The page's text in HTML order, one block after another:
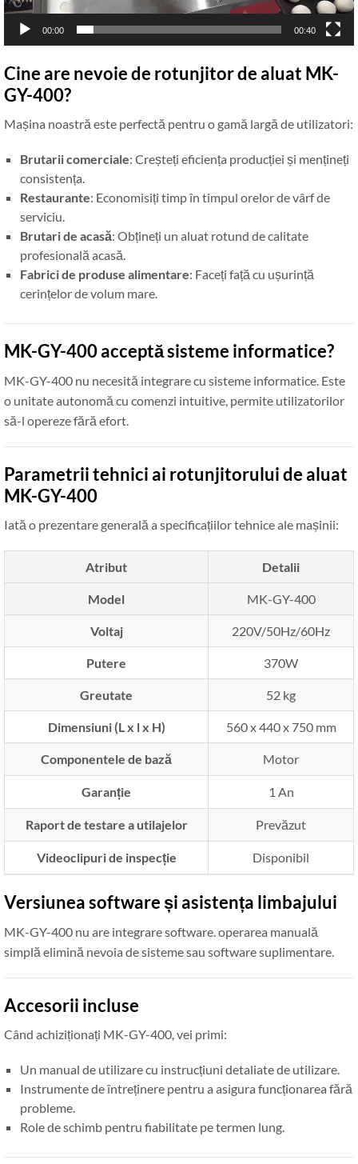
00:00 00:40
Cine are nevoie de rotunjitor de aluat MK-
GY-400?
Mașina noastră este perfectă pentru o gamă largă de utilizatori:
Brutarii comerciale: Creșteți eficiența producției și mențineți
consistența.
Restaurante: Economisiți timp în timpul orelor de vârf de
serviciu.
Brutari de acasă: Obțineți un aluat rotund de calitate
profesională acasă.
Fabrici de produse alimentare: Faceți față cu ușurință
cerințelor de volum mare.
MK-GY-400 acceptă sisteme informatice?
MK-GY-400 nu necesită integrare cu sisteme informatice. Este
o unitate autonomă cu comenzi intuitive, permite utilizatorilor
să-l opereze fără efort.
Parametrii tehnici ai rotunjitorului de aluat
MK-GY-400
Iată o prezentare generală a specificațiilor tehnice ale mașinii:
Atribut Detalii
Model MK-GY-400
Voltaj 220V/50Hz/60Hz
Putere 370W
Greutate 52 kg
Dimensiuni (L x l x H) 560 x 440 x 750 mm
Componentele de bază Motor
Garanție 1 An
Raport de testare a utilajelor Prevăzut
Videoclipuri de inspecție Disponibil
Versiunea software și asistența limbajului
MK-GY-400 nu are integrare software. operarea manuală
simplă elimină nevoia de sisteme sau software suplimentare.
Accesorii incluse
Când achiziționați MK-GY-400, vei primi:
Un manual de utilizare cu instrucțiuni detaliate de utilizare.
Instrumente de întreținere pentru a asigura funcționarea fără
probleme.
Role de schimb pentru fiabilitate pe termen lung.